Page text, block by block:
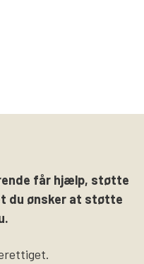
får hjælp, støtte
du ønsker at støtte